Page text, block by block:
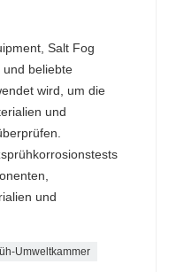
Salt Fog
beliebte
wird, um die
und
und
Umweltkammer